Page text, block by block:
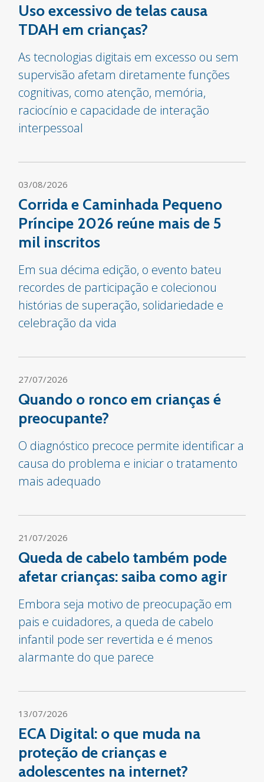
Uso excessivo de telas causa
TDAH em crianças?
As tecnologias digitais em excesso ou sem
supervisão afetam diretamente funções
cognitivas, como atenção, memória,
raciocínio e capacidade de interação
interpessoal
03/08/2026
Corrida e Caminhada Pequeno
Príncipe 2026 reúne mais de 5
mil inscritos
Em sua décima edição, o evento bateu
recordes de participação e colecionou
histórias de superação, solidariedade e
celebração da vida
27/07/2026
Quando o ronco em crianças é
preocupante?
O diagnóstico precoce permite identificar a
causa do problema e iniciar o tratamento
mais adequado
21/07/2026
Queda de cabelo também pode
afetar crianças: saiba como agir
Embora seja motivo de preocupação em
pais e cuidadores, a queda de cabelo
infantil pode ser revertida e é menos
alarmante do que parece
13/07/2026
ECA Digital: o que muda na
proteção de crianças e
adolescentes na internet?